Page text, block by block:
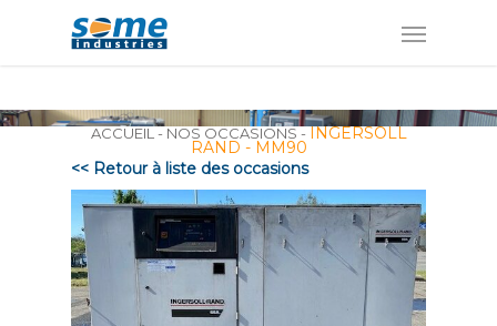
ACCUEIL - NOS OCCASIONS - INGERSOLL
RAND - MM90
<< Retour à liste des occasions